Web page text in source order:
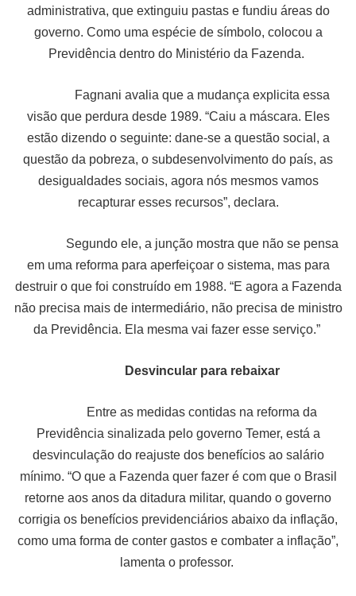
administrativa, que extinguiu pastas e fundiu áreas do
governo. Como uma espécie de símbolo, colocou a
Previdência dentro do Ministério da Fazenda.
Fagnani avalia que a mudança explicita essa
visão que perdura desde 1989. “Caiu a máscara. Eles
estão dizendo o seguinte: dane-se a questão social, a
questão da pobreza, o subdesenvolvimento do país, as
desigualdades sociais, agora nós mesmos vamos
recapturar esses recursos”, declara.
Segundo ele, a junção mostra que não se pensa
em uma reforma para aperfeiçoar o sistema, mas para
destruir o que foi construído em 1988. “E agora a Fazenda
não precisa mais de intermediário, não precisa de ministro
da Previdência. Ela mesma vai fazer esse serviço.”
Desvincular para rebaixar
Entre as medidas contidas na reforma da
Previdência sinalizada pelo governo Temer, está a
desvinculação do reajuste dos benefícios ao salário
mínimo. “O que a Fazenda quer fazer é com que o Brasil
retorne aos anos da ditadura militar, quando o governo
corrigia os benefícios previdenciários abaixo da inflação,
como uma forma de conter gastos e combater a inflação”,
lamenta o professor.